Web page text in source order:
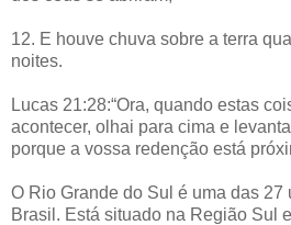
12. E houve chuva sobre a terra
noites.
Lucas 21:28:“Ora, quando estas
acontecer, olhai para cima e
porque a vossa redenção está
O Rio Grande do Sul é uma das
Brasil. Está situado na Região Sul